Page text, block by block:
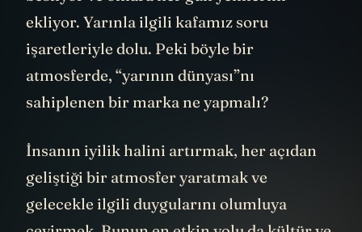
ekliyor. Yarınla ilgili kafamız soru
işaretleriyle dolu. Peki böyle bir
atmosferde, “yarının dünyası”nı
sahiplenen bir marka ne yapmalı?
İnsanın iyilik halini artırmak, her açıdan
geliştiği bir atmosfer yaratmak ve
gelecekle ilgili duygularını olumluya